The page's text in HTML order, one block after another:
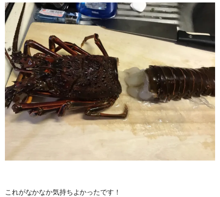
これがなかなか気持ちよかったです！